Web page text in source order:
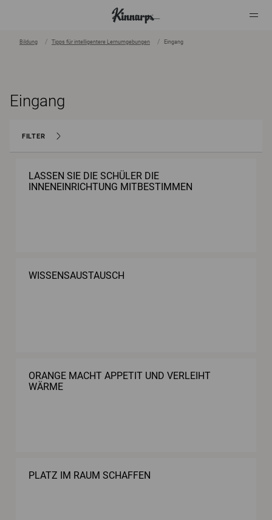
Bildung Tipps für intelligentere Lernumgebungen Eingang
Eingang
FILTER
LASSEN SIE DIE SCHÜLER DIE
INNENEINRICHTUNG MITBESTIMMEN
WISSENSAUSTAUSCH
ORANGE MACHT APPETIT UND VERLEIHT
WÄRME
PLATZ IM RAUM SCHAFFEN